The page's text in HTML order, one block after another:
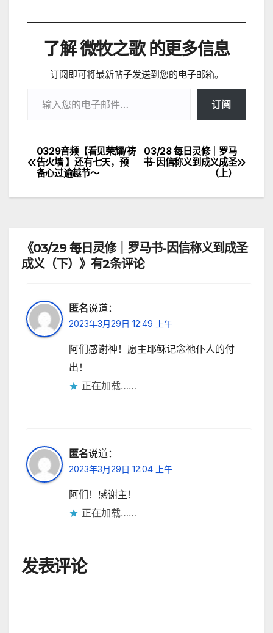
载…
了解 微牧之歌 的更多信息
订阅即可将最新帖子发送到您的电子邮箱。
订阅
文
章
03/28 每日灵修｜罗马
书-因信称义到成义成圣
（上）
0329音频【看见荣耀/祷
告火墙 】还有七天，预
备心过逾越节～
《03/29 每日灵修｜罗马书-因信称义到成圣
成义（下）》有2条评论
匿名说道：
2023年3月29日 12:49 上午
阿们感谢神！愿主耶稣记念祂仆人的付
出！
正在加载……
匿名说道：
2023年3月29日 12:04 上午
阿们！感谢主！
正在加载……
发表评论